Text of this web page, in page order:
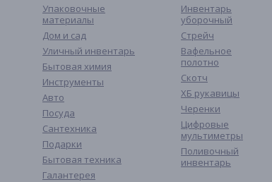
Упаковочные
материалы
Дом и сад
Уличный инвентарь
Бытовая химия
Инструменты
Авто
Посуда
Сантехника
Подарки
Бытовая техника
Галантерея
Инвентарь
уборочный
Стрейч
Вафельное
полотно
Скотч
ХБ рукавицы
Черенки
Цифровые
мультиметры
Поливочный
инвентарь